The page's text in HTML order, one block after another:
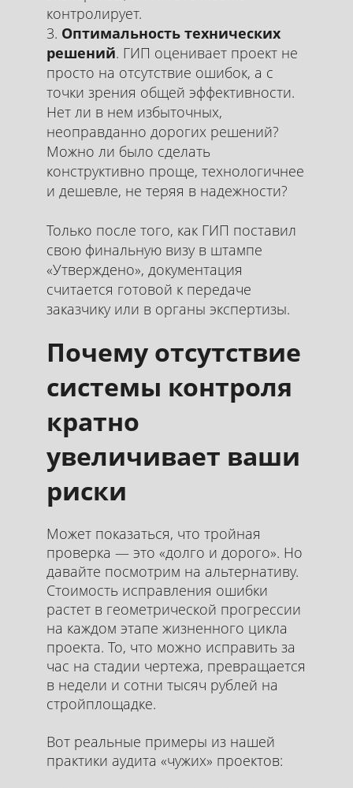
контролирует.
Оптимальность технических
решений. ГИП оценивает проект не
просто на отсутствие ошибок, а с
точки зрения общей эффективности.
Нет ли в нем избыточных,
неоправданно дорогих решений?
Можно ли было сделать
конструктивно проще, технологичнее
и дешевле, не теряя в надежности?
Только после того, как ГИП поставил
свою финальную визу в штампе
«Утверждено», документация
считается готовой к передаче
заказчику или в органы экспертизы.
Почему отсутствие
системы контроля
кратно
увеличивает ваши
риски
Может показаться, что тройная
проверка — это «долго и дорого». Но
давайте посмотрим на альтернативу.
Стоимость исправления ошибки
растет в геометрической прогрессии
на каждом этапе жизненного цикла
проекта. То, что можно исправить за
час на стадии чертежа, превращается
в недели и сотни тысяч рублей на
стройплощадке.
Вот реальные примеры из нашей
практики аудита «чужих» проектов: